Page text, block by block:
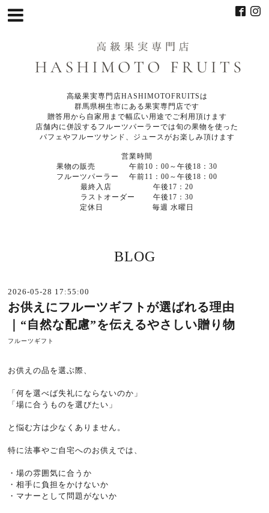
高級果実専門店HASHIMOTOFRUITSは
群馬県桐生市にある果実専門店です
贈答用から自家用まで幅広い用途でご利用頂けます
店舗内に併設するフルーツパーラーでは旬の果物を使った
パフェやフルーツサンド、ジュースがお楽しみ頂けます
営業時間
果物の販売 午前10：00～午後18：30
フルーツパーラー 午前11：00～午後18：00
最終入店 午後17：20
ラストオーダー 午後17：30
定休日 毎週 水曜日
BLOG
2026-05-28 17:55:00
お供えにフルーツギフトが選ばれる理由
｜“自然な配慮”を伝えるやさしい贈り物
フルーツギフト
お供えの品を選ぶ際、
「何を選べば失礼にならないのか」
「場に合うものを選びたい」
と悩む方は少なくありません。
特に法事やご自宅へのお供えでは、
・場の雰囲気に合うか
・相手に負担をかけないか
・マナーとして問題がないか